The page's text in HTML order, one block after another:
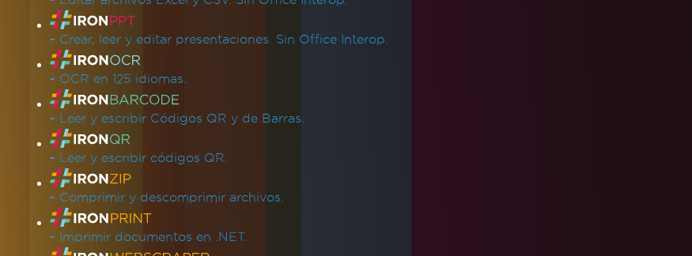
- Crear, leer y editar presentaciones. Sin Office Interop.
- OCR en 125 idiomas.
- Leer y escribir Códigos QR y de Barras.
- Leer y escribir códigos QR.
- Comprimir y descomprimir archivos.
- Imprimir documentos en .NET.